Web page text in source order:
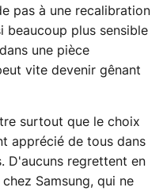
pas à une recalibration
beaucoup plus sensible
une pièce
vite devenir gênant
surtout que le choix
apprécié de tous dans
D'aucuns regrettent en
Samsung, qui ne